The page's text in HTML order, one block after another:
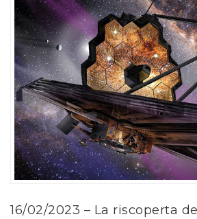
16/02/2023 – La riscoperta